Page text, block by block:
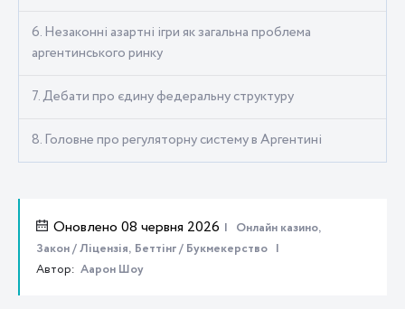
6. Незаконні азартні ігри як загальна проблема
аргентинського ринку
7. Дебати про єдину федеральну структуру
8. Головне про регуляторну систему в Аргентині
Оновлено 08 червня 2026
Онлайн казино,
Закон / Ліцензія, Беттінг / Букмекерство
Автор: Аарон Шоу